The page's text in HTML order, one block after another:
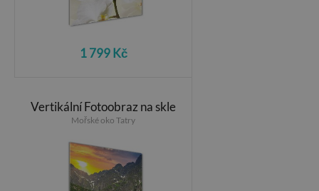
1 799 Kč
Vertikální Fotoobraz na skle
Mořské oko Tatry